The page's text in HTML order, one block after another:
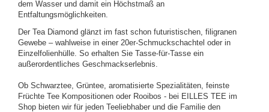
dem Wasser und damit ein Höchstmaß an
Entfaltungsmöglichkeiten.
Der Tea Diamond glänzt im fast schon futuristischen, filigranen
Gewebe – wahlweise in einer 20er-Schmuckschachtel oder in
Einzelfolienhülle. So erhalten Sie Tasse-für-Tasse ein
außerordentliches Geschmackserlebnis.
Ob Schwarztee, Grüntee, aromatisierte Spezialitäten, feinste
Früchte Tee Kompositionen oder Rooibos - bei EILLES TEE im
Shop bieten wir für jeden Teeliebhaber und die Familie den